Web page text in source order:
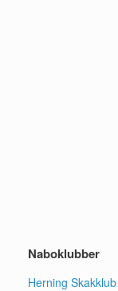
Naboklubber
Herning Skakklub